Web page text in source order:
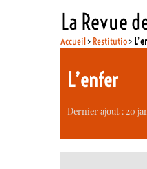
La Revue
Accueil> Restitutio>
L’enfer
Dernier ajout : 20